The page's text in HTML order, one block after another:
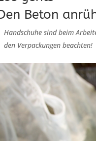
Beton
Handschuhe sind beim
den Verpackungen beachten!